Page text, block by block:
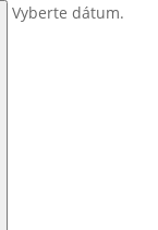
Vyberte dátum.